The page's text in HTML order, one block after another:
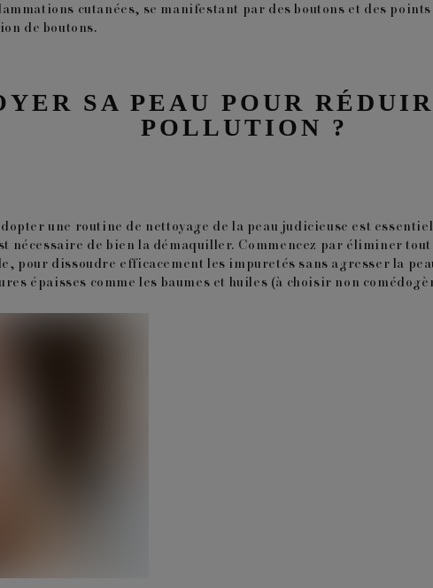
cutanées, se manifestant par des boutons et des
de boutons.
SA PEAU POUR
POLLUTION ?
une routine de nettoyage de la peau judicieuse est
nécessaire de bien la démaquiller. Commencez par éliminer
pour dissoudre efficacement les impuretés sans agresser la
épaisses comme les baumes et huiles (à choisir non